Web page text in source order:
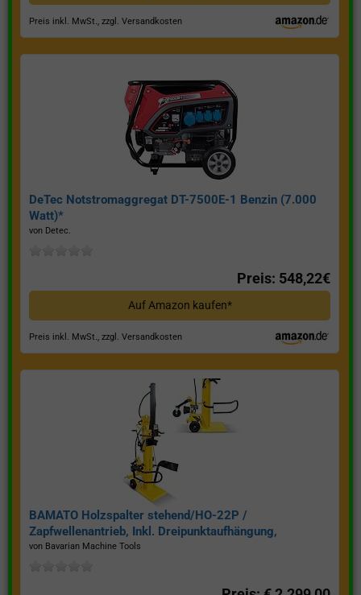
Preis inkl. MwSt., zzgl. Versandkosten
DeTec Notstromaggregat DT-7500E-1 Benzin (7.000
Watt)*
von Detec.
Preis: 548,22€
Auf Amazon kaufen*
Preis inkl. MwSt., zzgl. Versandkosten
BAMATO Holzspalter stehend/HO-22P /
Zapfwellenantrieb, Inkl. Dreipunktaufhängung,
Spaltkraft 22 Tonnen*
von Bavarian Machine Tools